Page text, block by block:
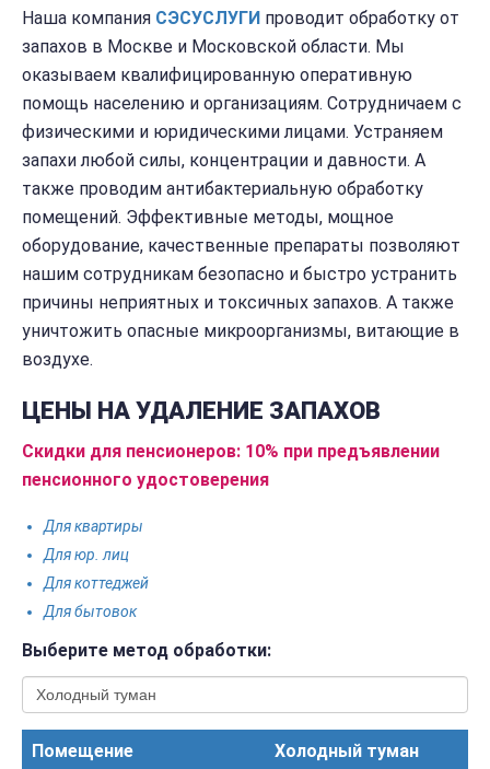
Наша компания СЭСУСЛУГИ проводит обработку от
запахов в Москве и Московской области. Мы
оказываем квалифицированную оперативную
помощь населению и организациям. Сотрудничаем с
физическими и юридическими лицами. Устраняем
запахи любой силы, концентрации и давности. А
также проводим антибактериальную обработку
помещений. Эффективные методы, мощное
оборудование, качественные препараты позволяют
нашим сотрудникам безопасно и быстро устранить
причины неприятных и токсичных запахов. А также
уничтожить опасные микроорганизмы, витающие в
воздухе.
ЦЕНЫ НА УДАЛЕНИЕ ЗАПАХОВ
Скидки для пенсионеров: 10% при предъявлении
пенсионного удостоверения
Для квартиры
Для юр. лиц
Для коттеджей
Для бытовок
Выберите метод обработки:
Помещение Холодный туман